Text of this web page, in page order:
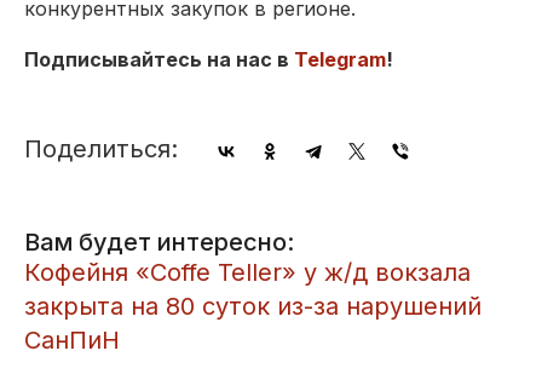
конкурентных закупок в регионе.
Подписывайтесь на нас в Telegram!
Поделиться:
Вам будет интересно:
Кофейня «Coffe Teller» у ж/д вокзала
закрыта на 80 суток из-за нарушений
СанПиН